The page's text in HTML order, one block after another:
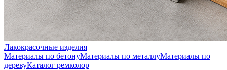
Лакокрасочные изделия
Материалы по бетонуМатериалы по металлуМатериалы по
деревуКаталог ремколор